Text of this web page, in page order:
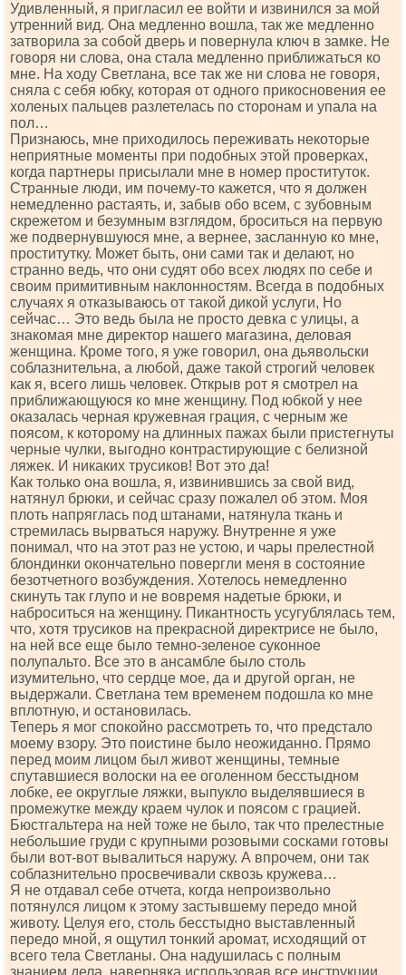
Удивленный, я пригласил ее войти и извинился за мой
утренний вид. Она медленно вошла, так же медленно
затворила за собой дверь и повернула ключ в замке. Не
говоря ни слова, она стала медленно приближаться ко
мне. На ходу Светлана, все так же ни слова не говоря,
сняла с себя юбку, которая от одного прикосновения ее
холеных пальцев разлетелась по сторонам и упала на
пол…
Признаюсь, мне приходилось переживать некоторые
неприятные моменты при подобных этой проверках,
когда партнеры присылали мне в номер проституток.
Странные люди, им почему-то кажется, что я должен
немедленно растаять, и, забыв обо всем, с зубовным
скрежетом и безумным взглядом, броситься на первую
же подвернувшуюся мне, а вернее, засланную ко мне,
проститутку. Может быть, они сами так и делают, но
странно ведь, что они судят обо всех людях по себе и
своим примитивным наклонностям. Всегда в подобных
случаях я отказываюсь от такой дикой услуги, Но
сейчас… Это ведь была не просто девка с улицы, а
знакомая мне директор нашего магазина, деловая
женщина. Кроме того, я уже говорил, она дьявольски
соблазнительна, а любой, даже такой строгий человек
как я, всего лишь человек. Открыв рот я смотрел на
приближающуюся ко мне женщину. Под юбкой у нее
оказалась черная кружевная грация, с черным же
поясом, к которому на длинных пажах были пристегнуты
черные чулки, выгодно контрастирующие с белизной
ляжек. И никаких трусиков! Вот это да!
Как только она вошла, я, извинившись за свой вид,
натянул брюки, и сейчас сразу пожалел об этом. Моя
плоть напряглась под штанами, натянула ткань и
стремилась вырваться наружу. Внутренне я уже
понимал, что на этот раз не устою, и чары прелестной
блондинки окончательно повергли меня в состояние
безотчетного возбуждения. Хотелось немедленно
скинуть так глупо и не вовремя надетые брюки, и
наброситься на женщину. Пикантность усугублялась тем,
что, хотя трусиков на прекрасной директрисе не было,
на ней все еще было темно-зеленое суконное
полупальто. Все это в ансамбле было столь
изумительно, что сердце мое, да и другой орган, не
выдержали. Светлана тем временем подошла ко мне
вплотную, и остановилась.
Теперь я мог спокойно рассмотреть то, что предстало
моему взору. Это поистине было неожиданно. Прямо
перед моим лицом был живот женщины, темные
спутавшиеся волоски на ее оголенном бесстыдном
лобке, ее округлые ляжки, выпукло выделявшиеся в
промежутке между краем чулок и поясом с грацией.
Бюстгальтера на ней тоже не было, так что прелестные
небольшие груди с крупными розовыми сосками готовы
были вот-вот вывалиться наружу. А впрочем, они так
соблазнительно просвечивали сквозь кружева…
Я не отдавал себе отчета, когда непроизвольно
потянулся лицом к этому застывшему передо мной
животу. Целуя его, столь бесстыдно выставленный
передо мной, я ощутил тонкий аромат, исходящий от
всего тела Светланы. Она надушилась с полным
знанием дела, наверняка использовав все инструкции